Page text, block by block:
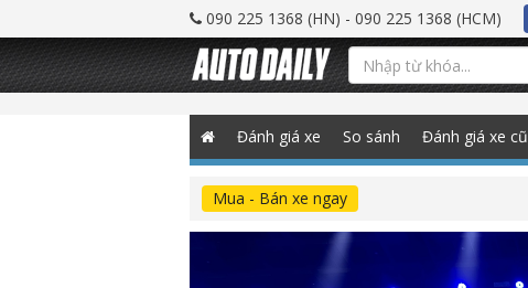
090 225 1368 (HN) - 090 225 1368 (HCM)
Đánh giá xe So sánh Đánh giá xe cũ
Mua - Bán xe ngay